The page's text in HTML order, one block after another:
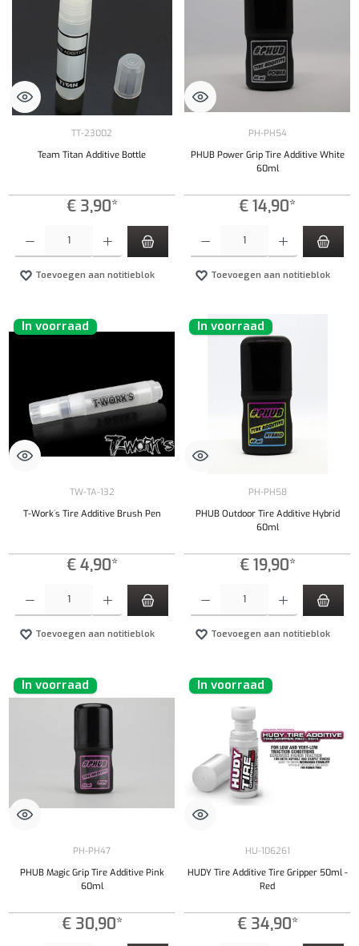
TT-23002
Team Titan Additive Bottle
€ 3,90*
Toevoegen aan notitieblok
PH-PH54
PHUB Power Grip Tire Additive White
60ml
€ 14,90*
Toevoegen aan notitieblok
In voorraad
TW-TA-132
T-Work´s Tire Additive Brush Pen
€ 4,90*
Toevoegen aan notitieblok
In voorraad
PH-PH58
PHUB Outdoor Tire Additive Hybrid
60ml
€ 19,90*
Toevoegen aan notitieblok
In voorraad
PH-PH47
PHUB Magic Grip Tire Additive Pink
60ml
€ 30,90*
In voorraad
HU-106261
HUDY Tire Additive Tire Gripper 50ml -
Red
€ 34,90*